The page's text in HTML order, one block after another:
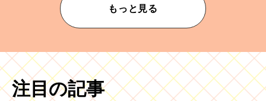
もっと見る
注目の記事